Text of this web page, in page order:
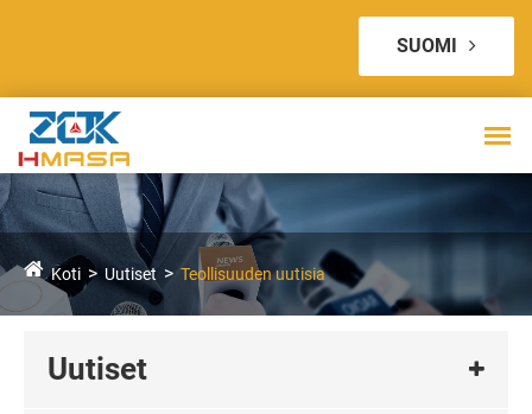
SUOMI
Koti Uutiset Teollisuuden uutisia
Uutiset